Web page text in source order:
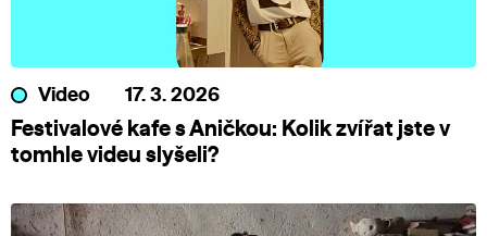
Video 17. 3. 2026
Festivalové kafe s Aničkou: Kolik zvířat jste v
tomhle videu slyšeli?